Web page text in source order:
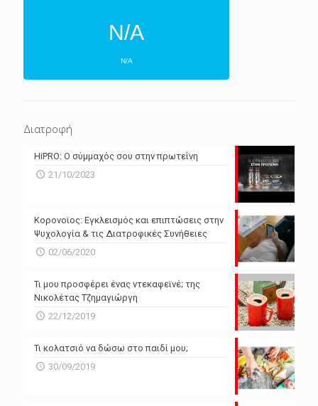
N/A
N/A
N/A
Powered by Forecast.io
Διατροφή
HiPRO: Ο σύμμαχός σου στην πρωτεΐνη
21/10/2023
Κορονοϊος: Εγκλεισμός και επιπτώσεις στην
Ψυχολογία & τις Διατροφικές Συνήθειες
02/06/2020
Τι μου προσφέρει ένας ντεκαφεϊνέ; της
Νικολέτας Τζημαγιώργη
22/12/2019
Τι κολατσιό να δώσω στο παιδί μου;
30/09/2019